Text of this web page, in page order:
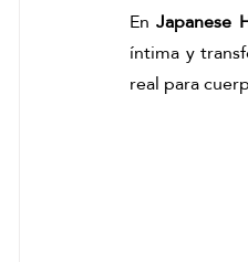
En Japanese
íntima y
real para